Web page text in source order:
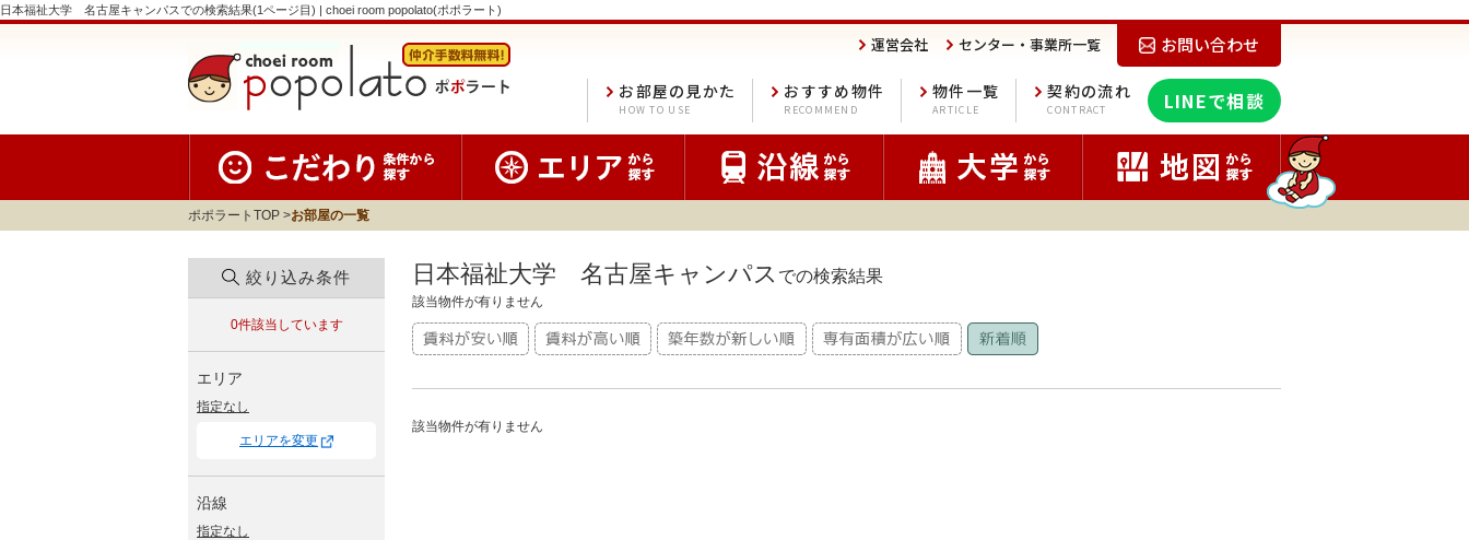
日本福祉大学 名古屋キャンパスでの検索結果(1ページ目) | choei room popolato(ポポラート)
お問い合わせ
センター・事業所一覧
運営会社
LINEで相談
契約の流れ
CONTRACT
物件一覧
ARTICLE
おすすめ物件
RECOMMEND
お部屋の見かた
HOW TO USE
ポポラートTOP お部屋の一覧
日本福祉大学 名古屋キャンパス での検索結果
該当物件が有りません
該当物件が有りません
絞り込み条件
0件該当しています
エリア
指定なし
エリアを変更
沿線
指定なし